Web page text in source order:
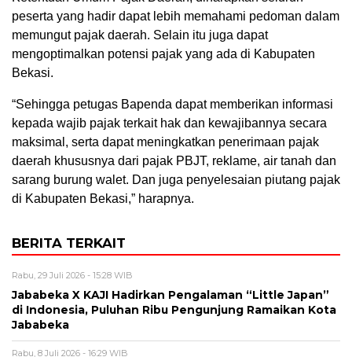
peserta yang hadir dapat lebih memahami pedoman dalam
memungut pajak daerah. Selain itu juga dapat
mengoptimalkan potensi pajak yang ada di Kabupaten
Bekasi.
“Sehingga petugas Bapenda dapat memberikan informasi
kepada wajib pajak terkait hak dan kewajibannya secara
maksimal, serta dapat meningkatkan penerimaan pajak
daerah khususnya dari pajak PBJT, reklame, air tanah dan
sarang burung walet. Dan juga penyelesaian piutang pajak
di Kabupaten Bekasi,” harapnya.
BERITA TERKAIT
Rabu, 29 Juli 2026 - 15:28 WIB
Jababeka X KAJI Hadirkan Pengalaman “Little Japan”
di Indonesia, Puluhan Ribu Pengunjung Ramaikan Kota
Jababeka
Rabu, 8 Juli 2026 - 16:29 WIB